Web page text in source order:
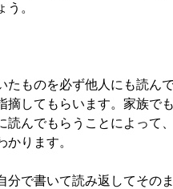
。
ものを必ず他人にも読ん
摘してもらいます。家族で
読んでもらうことによって
ります。
で書いて読み返してその